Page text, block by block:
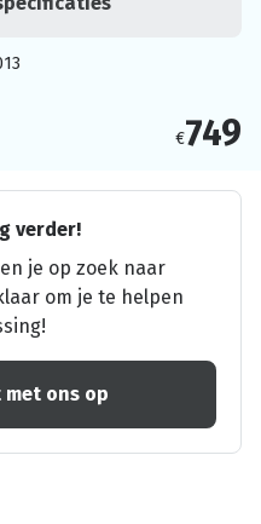
€749
verder!
je op zoek naar
om je te helpen
met ons op